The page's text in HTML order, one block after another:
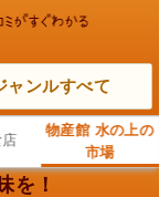
ャンルすべて
物産館 水の上の
市場
を！